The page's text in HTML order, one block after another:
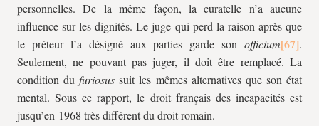
personnelles. De la même façon, la curatelle n’a aucune
influence sur les dignités. Le juge qui perd la raison après que
le préteur l’a désigné aux parties garde son officium
.
Seulement, ne pouvant pas juger, il doit être remplacé. La
condition dufuriosus suit les mêmes alternatives que son état
mental. Sous ce rapport, le droit français des incapacités est
jusqu’en 1968 très différent du droit romain.